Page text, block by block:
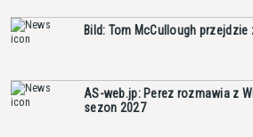
Bild: Tom McCullough
AS-web.jp: Perez rozmawia z
sezon 2027